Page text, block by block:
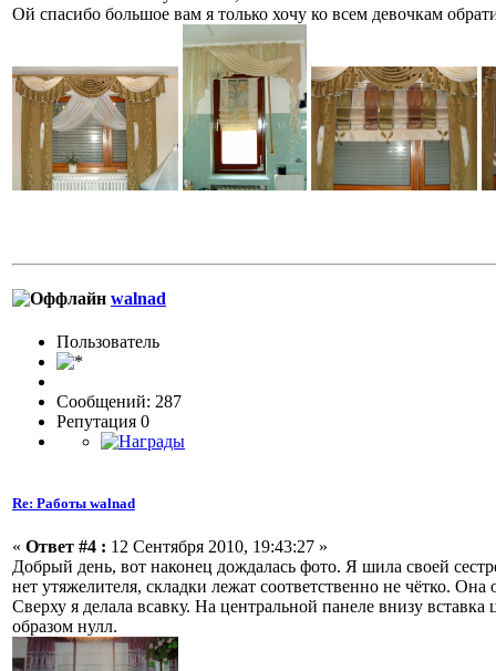
Ой спасибо большое вам я только хочу ко всем девочкам
walnad
Пользовaтeль
Сообщений: 287
Репутация 0
Re: Работы walnad
« Ответ #4 : 12 Сентября 2010, 19:43:27 »
Добрый день, вот наконец дождалась фото. Я шила своей
нет утяжелителя, складки лежат соответственно не чётко.
Сверху я делала всавку. На центральной панеле внизу
образом нулл.